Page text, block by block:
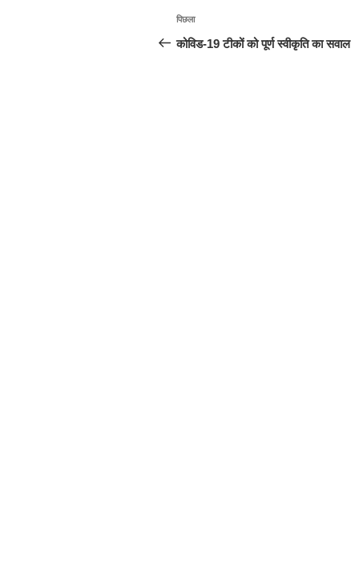
पोस्ट
नेविगेशन
पिछला
पोस्ट:
पिछला
कोविड-19 टीकों को पूर्ण स्वीकृति का सवाल